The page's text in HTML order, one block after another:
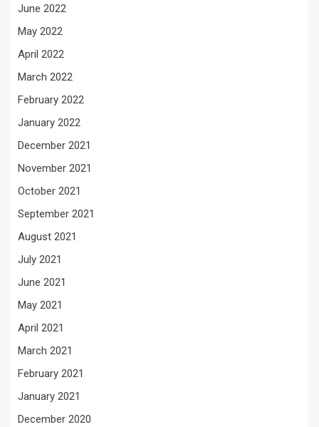
June 2022
May 2022
April 2022
March 2022
February 2022
January 2022
December 2021
November 2021
October 2021
September 2021
August 2021
July 2021
June 2021
May 2021
April 2021
March 2021
February 2021
January 2021
December 2020